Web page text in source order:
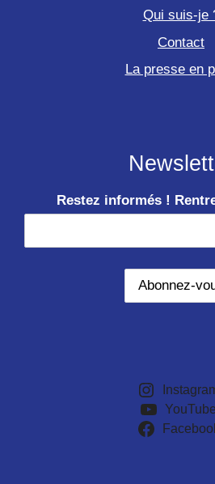
Qui suis-je
Contact
La presse en
Restez informés !
YouTube